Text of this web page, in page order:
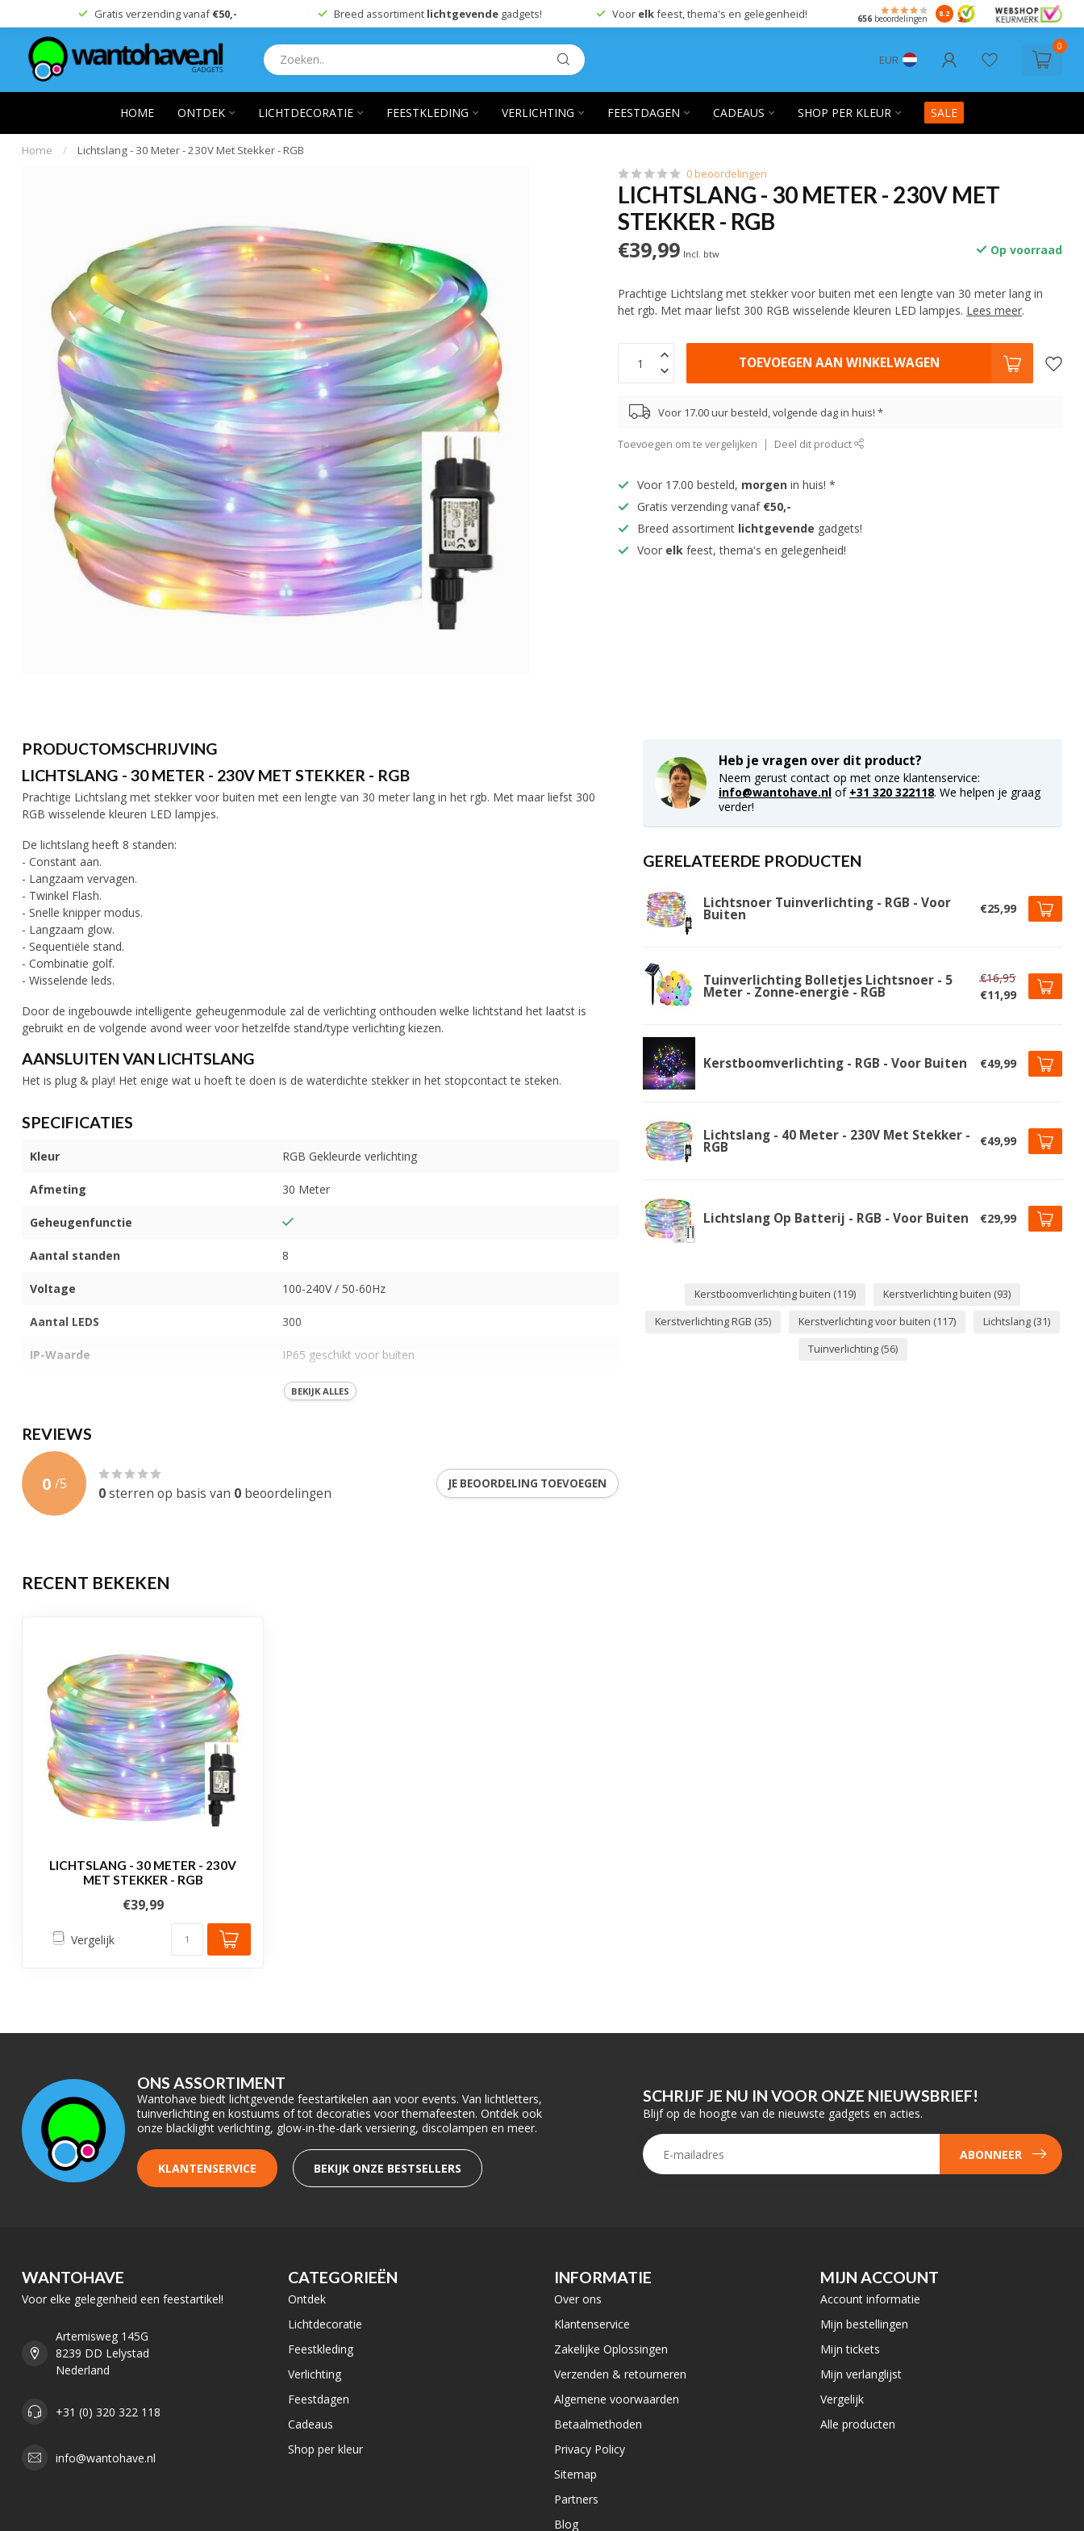
Gratis verzending vanaf€50,- Breed assortiment lichtgevendegadgets! Voor elkfeest, thema's en gelegenheid! 656beoordelingen 8.2
EUR
0
HOME ONTDEK LICHTDECORATIE FEESTKLEDING VERLICHTING FEESTDAGEN CADEAUS SHOP PER KLEUR SALE
Home / Lichtslang - 30 Meter - 230V Met Stekker - RGB
0 beoordelingen
LICHTSLANG - 30 METER - 230V MET
STEKKER - RGB
€39,99 Incl. btw Op voorraad
Prachtige Lichtslang met stekker voor buiten met een lengte van 30 meter lang in
het rgb. Met maar liefst 300 RGB wisselende kleuren LED lampjes. Lees meer.
TOEVOEGEN AAN WINKELWAGEN
Voor 17.00 uur besteld, volgende dag in huis! *
Toevoegen om te vergelijken Deel dit product
Voor 17.00 besteld, morgen in huis! *
Gratis verzending vanaf €50,-
Breed assortiment lichtgevende gadgets!
Voor elk feest, thema's en gelegenheid!
PRODUCTOMSCHRIJVING
LICHTSLANG - 30 METER - 230V MET STEKKER - RGB
Prachtige Lichtslang met stekker voor buiten met een lengte van 30 meter lang in het rgb. Met maar liefst 300
RGB wisselende kleuren LED lampjes.
De lichtslang heeft 8 standen:
- Constant aan.
- Langzaam vervagen.
- Twinkel Flash.
- Snelle knipper modus.
- Langzaam glow.
- Sequentiële stand.
- Combinatie golf.
- Wisselende leds.
Door de ingebouwde intelligente geheugenmodule zal de verlichting onthouden welke lichtstand het laatst is
gebruikt en de volgende avond weer voor hetzelfde stand/type verlichting kiezen.
AANSLUITEN VAN LICHTSLANG
Het is plug & play! Het enige wat u hoeft te doen is de waterdichte stekker in het stopcontact te steken.
SPECIFICATIES
Kleur RGB Gekleurde verlichting
Afmeting 30 Meter
Geheugenfunctie
Aantal standen 8
Voltage 100-240V / 50-60Hz
Aantal LEDS 300
IP-Waarde IP65 geschikt voor buiten
Gewicht
Levensduur 30.000 branduren
Garantie
BEKIJK ALLES
REVIEWS
0 /5
0sterren op basis van 0 beoordelingen
JE BEOORDELING TOEVOEGEN
Heb je vragen over dit product?
Neem gerust contact op met onze klantenservice:
info@wantohave.nl of +31 320 322118. We helpen je graag
verder!
GERELATEERDE PRODUCTEN
Lichtsnoer Tuinverlichting - RGB - Voor
Buiten €25,99
Tuinverlichting Bolletjes Lichtsnoer - 5
Meter - Zonne-energie - RGB
€16,95
€11,99
Kerstboomverlichting - RGB - Voor Buiten €49,99
Lichtslang - 40 Meter - 230V Met Stekker -
RGB €49,99
Lichtslang Op Batterij - RGB - Voor Buiten €29,99
Kerstboomverlichting buiten (119) Kerstverlichting buiten (93)
Kerstverlichting RGB (35) Kerstverlichting voor buiten (117) Lichtslang (31)
Tuinverlichting (56)
RECENT BEKEKEN
LICHTSLANG - 30 METER - 230V
MET STEKKER - RGB
€39,99
Vergelijk
ONS ASSORTIMENT
Wantohave biedt lichtgevende feestartikelen aan voor events. Van lichtletters,
tuinverlichting en kostuums of tot decoraties voor themafeesten. Ontdek ook
onze blacklight verlichting, glow-in-the-dark versiering, discolampen en meer.
KLANTENSERVICE BEKIJK ONZE BESTSELLERS
SCHRIJF JE NU IN VOOR ONZE NIEUWSBRIEF!
Blijf op de hoogte van de nieuwste gadgets en acties.
ABONNEER
WANTOHAVE
Voor elke gelegenheid een feestartikel!
Artemisweg 145G
8239 DD Lelystad
Nederland
+31 (0) 320 322 118
info@wantohave.nl
CATEGORIEËN
Ontdek
Lichtdecoratie
Feestkleding
Verlichting
Feestdagen
Cadeaus
Shop per kleur
INFORMATIE
Over ons
Klantenservice
Zakelijke Oplossingen
Verzenden & retourneren
Algemene voorwaarden
Betaalmethoden
Privacy Policy
Sitemap
Partners
Blog
MIJN ACCOUNT
Account informatie
Mijn bestellingen
Mijn tickets
Mijn verlanglijst
Vergelijk
Alle producten